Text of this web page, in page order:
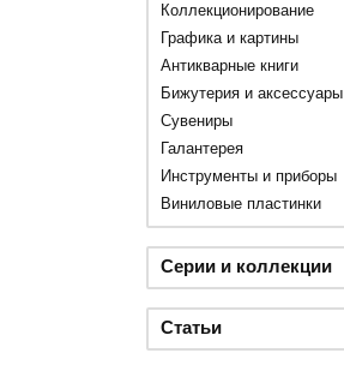
Коллекционирование
Графика и картины
Антикварные книги
Бижутерия и аксессуары
Сувениры
Галантерея
Инструменты и приборы
Виниловые пластинки
Серии и коллекции
Статьи